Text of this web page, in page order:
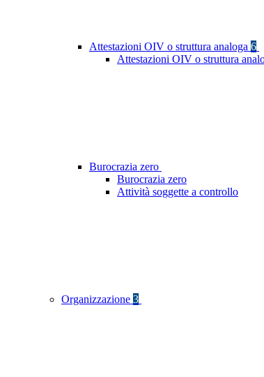
Attestazioni OIV o struttura analoga 6
Attestazioni OIV o struttura
Burocrazia zero
Burocrazia zero
Attività soggette a controllo
Organizzazione 3